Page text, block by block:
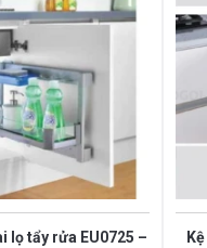
Nôị
lọ tẩy rửa EU0725 –